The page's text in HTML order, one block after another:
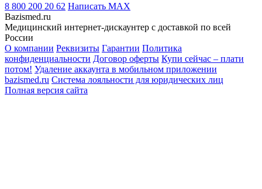
8 800 200 20 62 Написать MAX
Bazismed.ru
Медицинский интернет-дискаунтер с доставкой по всей
России
О компании Реквизиты Гарантии Политика
конфиденциальности Договор оферты Купи сейчас – плати
потом! Удаление аккаунта в мобильном приложении
bazismed.ru Система лояльности для юридических лиц
Полная версия сайта